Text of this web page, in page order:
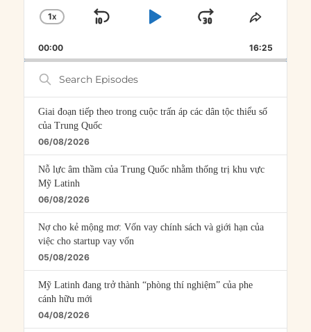
CHANGE
RATE
1X
SKIP
PLAYJUMP
FORWARD
SHARE
00:00 16:25
Search
Episodes
Giai đoạn tiếp theo trong cuộc trấn áp các dân tộc thiểu số
của Trung Quốc
06/08/2026
Nỗ lực âm thầm của Trung Quốc nhằm thống trị khu vực
Mỹ Latinh
06/08/2026
Nợ cho kẻ mộng mơ: Vốn vay chính sách và giới hạn của
việc cho startup vay vốn
05/08/2026
Mỹ Latinh đang trở thành “phòng thí nghiệm” của phe
cánh hữu mới
04/08/2026